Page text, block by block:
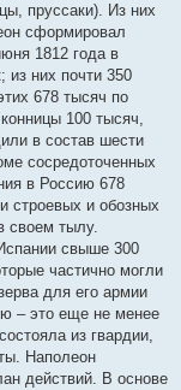
пруссаки). Из них
сформировал
1812 года в
из них почти 350
678 тысяч по
100 тысяч,
в состав шести
сосредоточенных
в Россию 678
строевых и обозных
своем тылу.
свыше 300
частично могли
для его армии
– это еще не менее
из гвардии,
Наполеон
действий. В основе